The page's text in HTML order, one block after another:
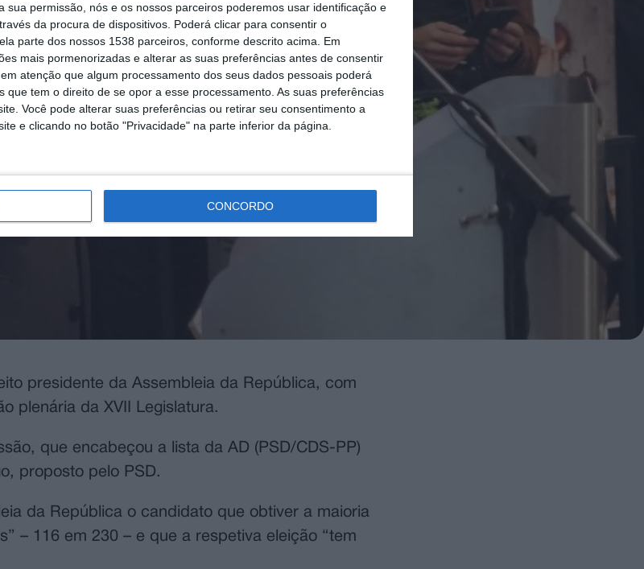
sua permissão, nós e os nossos parceiros poderemos usar identificação e
da procura de dispositivos. Poderá clicar para consentir o
parte dos nossos 1538 parceiros, conforme descrito acima. Em
mais pormenorizadas e alterar as suas preferências antes de consentir
atenção que algum processamento dos seus dados pessoais poderá
que tem o direito de se opor a esse processamento. As suas preferências
Você pode alterar suas preferências ou retirar seu consentimento a
e clicando no botão "Privacidade" na parte inferior da página.
CONCORDO
presidente da Assembleia da República, com
plenária da XVII Legislatura.
que encabeçou a lista da AD (PSD/CDS-PP)
proposto pelo PSD.
da República o candidato que obtiver a maioria
– 116 em 230 – e que a respetiva eleição “tem